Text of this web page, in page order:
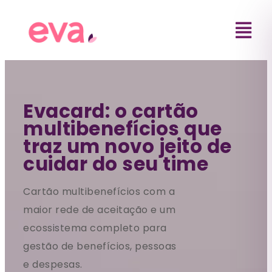
Evacard: o cartão
multibenefícios que
traz um novo jeito de
cuidar do seu time
Cartão multibenefícios com a
maior rede de aceitação e um
ecossistema completo para
gestão de benefícios, pessoas
e despesas.